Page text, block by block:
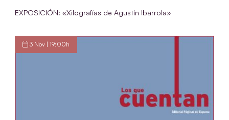
EXPOSICIÓN: «Xilografías de Agustín Ibarrola»
3 Nov | 19:00h